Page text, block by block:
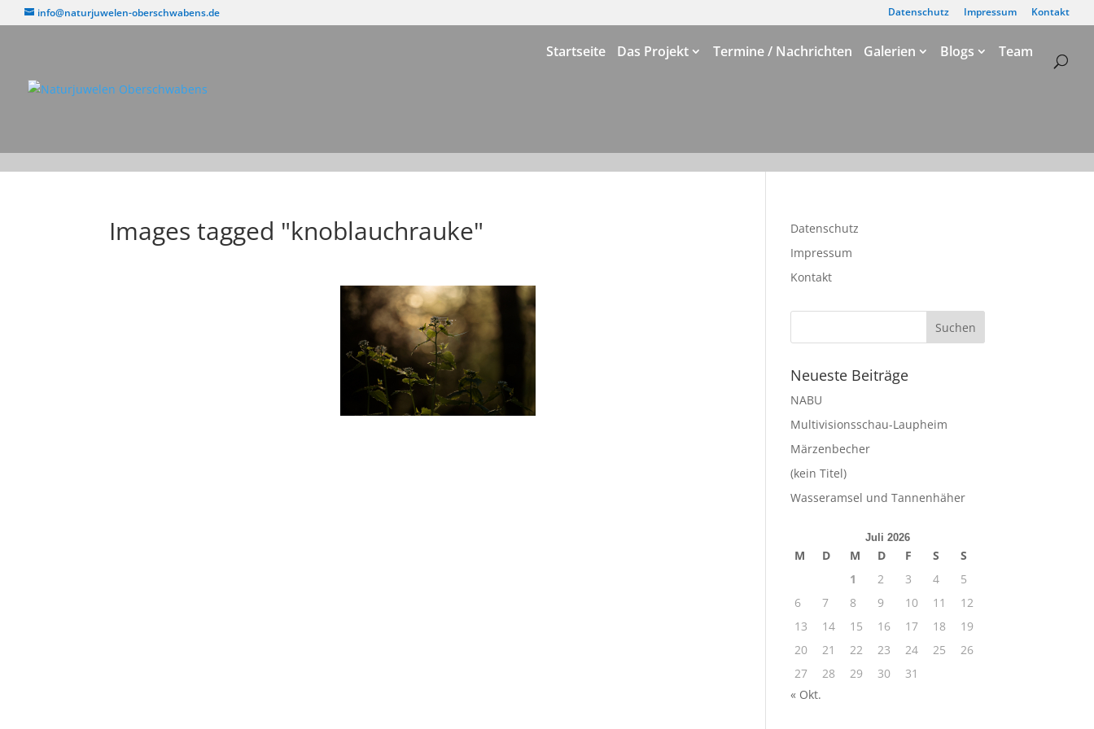
info@naturjuwelen-oberschwabens.de Datenschutz Impressum Kontakt
Startseite Das Projekt Termine / Nachrichten Galerien Blogs Team
Images tagged "knoblauchrauke"
Datenschutz
Impressum
Kontakt
Neueste Beiträge
NABU
Multivisionsschau-Laupheim
Märzenbecher
(kein Titel)
Wasseramsel und Tannenhäher
Juli 2026
M D M D F S
S
1
2 3 4
5
6
7 8 9 10 11
12
13
14 15 16 17 18
19
20
21 22 23 24 25
26
27
28 29 30
31
« Okt.